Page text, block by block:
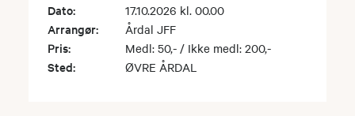
Dato: 17.10.2026 kl. 00.00
Arrangør: Årdal JFF
Pris: Medl: 50,- / Ikke medl: 200,-
Sted: ØVRE ÅRDAL